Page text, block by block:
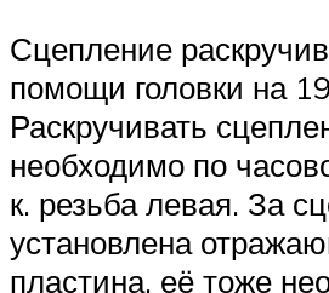
Сцепление
помощи головки на
Раскручивать
необходимо по
к. резьба левая. За
установлена
пластина, её тоже